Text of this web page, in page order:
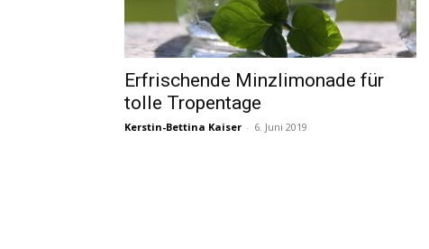
Erfrischende Minzlimonade für
tolle Tropentage
Kerstin-Bettina Kaiser - 6. Juni 2019